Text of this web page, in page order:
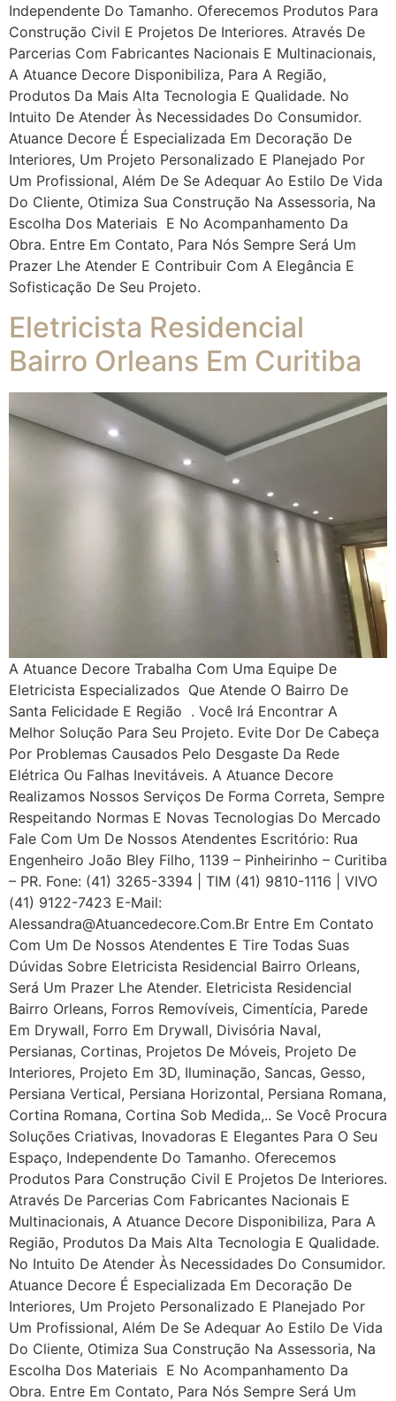
Independente Do Tamanho. Oferecemos Produtos Para
Construção Civil E Projetos De Interiores. Através De
Parcerias Com Fabricantes Nacionais E Multinacionais,
A Atuance Decore Disponibiliza, Para A Região,
Produtos Da Mais Alta Tecnologia E Qualidade. No
Intuito De Atender Às Necessidades Do Consumidor.
Atuance Decore É Especializada Em Decoração De
Interiores, Um Projeto Personalizado E Planejado Por
Um Profissional, Além De Se Adequar Ao Estilo De Vida
Do Cliente, Otimiza Sua Construção Na Assessoria, Na
Escolha Dos Materiais E No Acompanhamento Da
Obra. Entre Em Contato, Para Nós Sempre Será Um
Prazer Lhe Atender E Contribuir Com A Elegância E
Sofisticação De Seu Projeto.
Eletricista Residencial
Bairro Orleans Em Curitiba
A Atuance Decore Trabalha Com Uma Equipe De
Eletricista Especializados Que Atende O Bairro De
Santa Felicidade E Região . Você Irá Encontrar A
Melhor Solução Para Seu Projeto. Evite Dor De Cabeça
Por Problemas Causados Pelo Desgaste Da Rede
Elétrica Ou Falhas Inevitáveis. A Atuance Decore
Realizamos Nossos Serviços De Forma Correta, Sempre
Respeitando Normas E Novas Tecnologias Do Mercado
Fale Com Um De Nossos Atendentes Escritório: Rua
Engenheiro João Bley Filho, 1139 – Pinheirinho – Curitiba
– PR. Fone: (41) 3265-3394 | TIM (41) 9810-1116 | VIVO
(41) 9122-7423 E-Mail:
Alessandra@atuancedecore.com.br Entre Em Contato
Com Um De Nossos Atendentes E Tire Todas Suas
Dúvidas Sobre Eletricista Residencial Bairro Orleans,
Será Um Prazer Lhe Atender. Eletricista Residencial
Bairro Orleans, Forros Removíveis, Cimentícia, Parede
Em Drywall, Forro Em Drywall, Divisória Naval,
Persianas, Cortinas, Projetos De Móveis, Projeto De
Interiores, Projeto Em 3D, Iluminação, Sancas, Gesso,
Persiana Vertical, Persiana Horizontal, Persiana Romana,
Cortina Romana, Cortina Sob Medida,.. Se Você Procura
Soluções Criativas, Inovadoras E Elegantes Para O Seu
Espaço, Independente Do Tamanho. Oferecemos
Produtos Para Construção Civil E Projetos De Interiores.
Através De Parcerias Com Fabricantes Nacionais E
Multinacionais, A Atuance Decore Disponibiliza, Para A
Região, Produtos Da Mais Alta Tecnologia E Qualidade.
No Intuito De Atender Às Necessidades Do Consumidor.
Atuance Decore É Especializada Em Decoração De
Interiores, Um Projeto Personalizado E Planejado Por
Um Profissional, Além De Se Adequar Ao Estilo De Vida
Do Cliente, Otimiza Sua Construção Na Assessoria, Na
Escolha Dos Materiais E No Acompanhamento Da
Obra. Entre Em Contato, Para Nós Sempre Será Um